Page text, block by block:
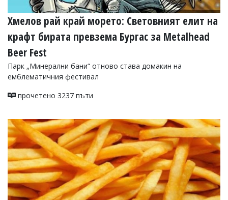
Ако
откриете
обиден
за
вас
моля
сигнализирайте
Хмелов рай край морето: Световният елит на
крафт бирата превзема Бургас за Metalhead
Beer Fest
Парк „Минерални бани“ отново става домакин на
емблематичния фестивал
прочетено 3237 пъти